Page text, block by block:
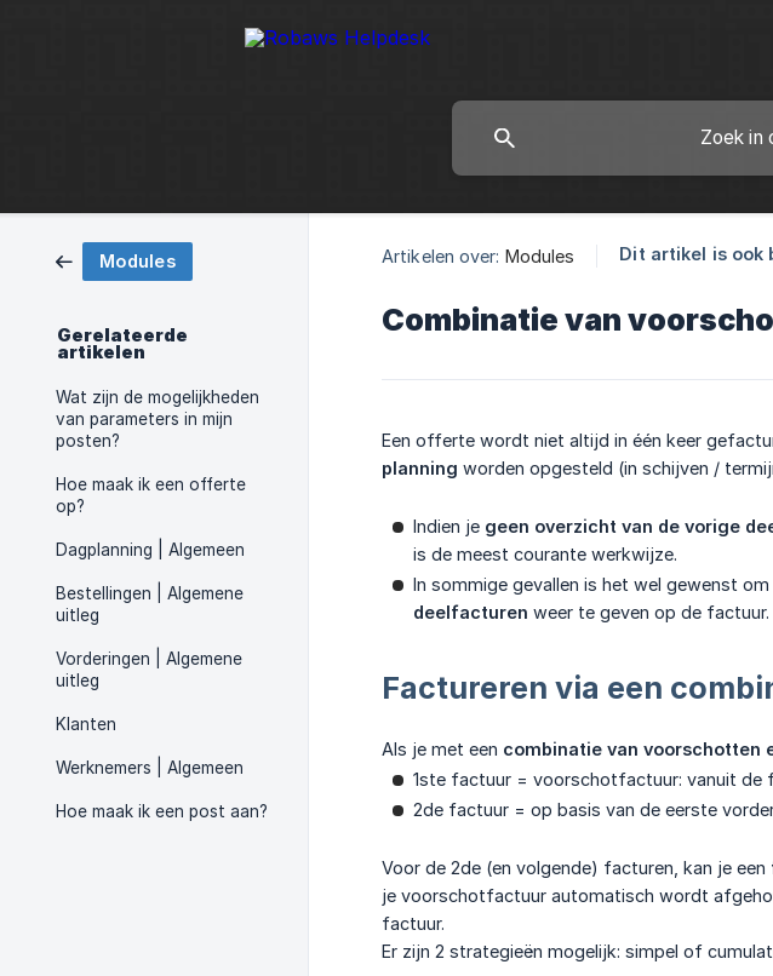
Modules
Gerelateerde
artikelen
Wat zijn de mogelijkheden
van parameters in mijn
posten?
Hoe maak ik een offerte
op?
Dagplanning | Algemeen
Bestellingen | Algemene
uitleg
Vorderingen | Algemene
uitleg
Klanten
Werknemers | Algemeen
Hoe maak ik een post aan?
Artikelen over: Modules Dit artikel is ook
Combinatie van
Een offerte wordt niet altijd in één keer
planning worden opgesteld (in schijven /
Indien je geen overzicht van de vorige
is de meest courante werkwijze.
In sommige gevallen is het wel gewenst
deelfacturen weer te geven op de
Factureren via een
Als je met een combinatie van voorschotten
1ste factuur = voorschotfactuur: vanuit
2de factuur = op basis van de eerste
Voor de 2de (en volgende) facturen, kan je een
je voorschotfactuur automatisch wordt
factuur.
Er zijn 2 strategieën mogelijk: simpel of